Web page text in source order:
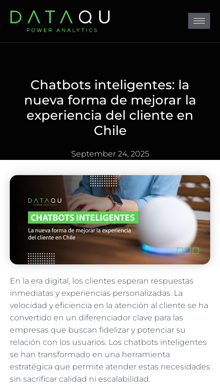
Chatbots inteligentes: la
nueva forma de mejorar la
experiencia del cliente en
Chile
September 24, 2025
En la era digital, los clientes esperan respuestas
inmediatas y experiencias personalizadas. La
velocidad y eficiencia en la atención al cliente se ha
convertido en un diferenciador clave para las
empresas que buscan fidelizar y potenciar su
relación con los usuarios. Los chatbots inteligentes
se han transformado en una herramienta
estratégica que permite atender estas necesidades
sin sacrificar calidad ni escalabilidad.